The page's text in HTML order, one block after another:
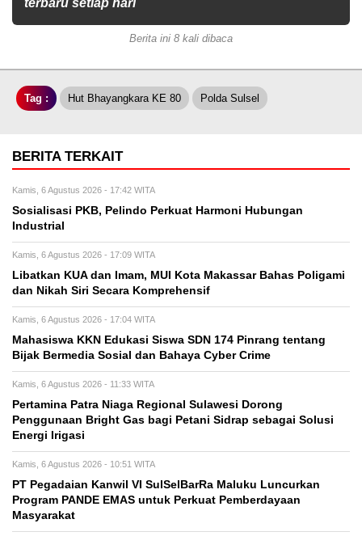
Berita ini 8 kali dibaca
Tag : Hut Bhayangkara KE 80 Polda Sulsel
BERITA TERKAIT
Kamis, 6 Agustus 2026 - 17:42 WITA
Sosialisasi PKB, Pelindo Perkuat Harmoni Hubungan
Industrial
Kamis, 6 Agustus 2026 - 17:09 WITA
Libatkan KUA dan Imam, MUI Kota Makassar Bahas Poligami
dan Nikah Siri Secara Komprehensif
Kamis, 6 Agustus 2026 - 17:04 WITA
Mahasiswa KKN Edukasi Siswa SDN 174 Pinrang tentang
Bijak Bermedia Sosial dan Bahaya Cyber Crime
Kamis, 6 Agustus 2026 - 11:33 WITA
Pertamina Patra Niaga Regional Sulawesi Dorong
Penggunaan Bright Gas bagi Petani Sidrap sebagai Solusi
Energi Irigasi
Kamis, 6 Agustus 2026 - 10:51 WITA
PT Pegadaian Kanwil VI SulSelBarRa Maluku Luncurkan
Program PANDE EMAS untuk Perkuat Pemberdayaan
Masyarakat